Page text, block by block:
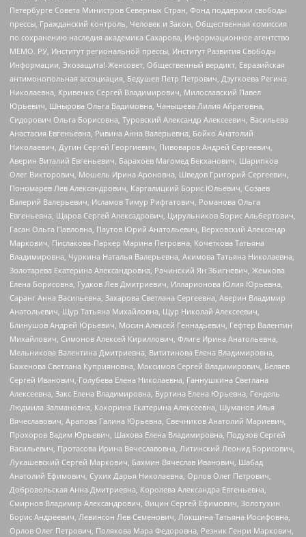
Петербурге Совета Министров Северных Стран, Фонд поддержки свободы
прессы, Гражданский контроль, Человек и Закон, Общественная комиссия
по сохранению наследия академика Сахарова, Информационное агентство
МЕМО. РУ, Институт региональной прессы, Институт Развития Свободы
Информации, Экозащита!-Женсовет, Общественный вердикт, Евразийская
антимонопольная ассоциация, Бедушев Петр Петрович, Дзугкоева Регина
Николаевна, Кривенко Сергей Владимирович, Милославский Павел
Юрьевич, Шнырова Ольга Вадимовна, Чанышева Лилия Айратовна,
Сидорович Ольга Борисовна, Туровский Александр Алексеевич, Васильева
Анастасия Евгеньевна, Ривина Анна Валерьевна, Бойко Анатолий
Николаевич, Дугин Сергей Георгиевич, Пивоваров Андрей Сергеевич,
Аверин Виталий Евгеньевич, Барахоев Магомед Бекханович, Шарипков
Олег Викторович, Мошель Ирина Ароновна, Шведов Григорий Сергеевич,
Пономарев Лев Александрович, Каргалицкий Борис Юльевич, Созаев
Валерий Валерьевич, Исламов Тимур Рифгатович, Романова Ольга
Евгеньевна, Щаров Сергей Алексадрович, Цирульников Борис Альбертович,
Гасан Ольга Павловна, Паутов Юрий Анатольевич, Верховский Александр
Маркович, Пислакова-Паркер Марина Петровна, Кочеткова Татьяна
Владимировна, Чуркина Наталья Валерьевна, Акимова Татьяна Николаевна,
Золотарева Екатерина Александровна, Рачинский Ян Збигневич, Жемкова
Елена Борисовна, Гудков Лев Дмитриевич, Илларионова Юлия Юрьевна,
Саранг Анна Васильевна, Захарова Светлана Сергеевна, Аверин Владимир
Анатольевич, Щур Татьяна Михайловна, Щур Николай Алексеевич,
Блинушов Андрей Юрьевич, Мосин Алексей Геннадьевич, Гефтер Валентин
Михайлович, Симонов Алексей Кириллович, Флиге Ирина Анатольевна,
Мельникова Валентина Дмитриевна, Вититинова Елена Владимировна,
Баженова Светлана Куприяновна, Максимов Сергей Владимирович, Беляев
Сергей Иванович, Голубева Елена Николаевна, Ганнушкина Светлана
Алексеевна, Закс Елена Владимировна, Буртина Елена Юрьевна, Гендель
Людмила Залмановна, Кокорина Екатерина Алексеевна, Шуманов Илья
Вячеславович, Арапова Галина Юрьевна, Свечников Анатолий Мариевич,
Прохоров Вадим Юрьевич, Шахова Елена Владимировна, Подузов Сергей
Васильевич, Протасова Ирина Вячеславовна, Литинский Леонид Борисович,
Лукашевский Сергей Маркович, Бахмин Вячеслав Иванович, Шабад
Анатолий Ефимович, Сухих Дарья Николаевна, Орлов Олег Петрович,
Добровольская Анна Дмитриевна, Королева Александра Евгеньевна,
Смирнов Владимир Александрович, Вицин Сергей Ефимович, Золотухин
Борис Андреевич, Левинсон Лев Семенович, Локшина Татьяна Иосифовна,
Орлов Олег Петрович, Полякова Мара Федоровна, Резник Генри Маркович,